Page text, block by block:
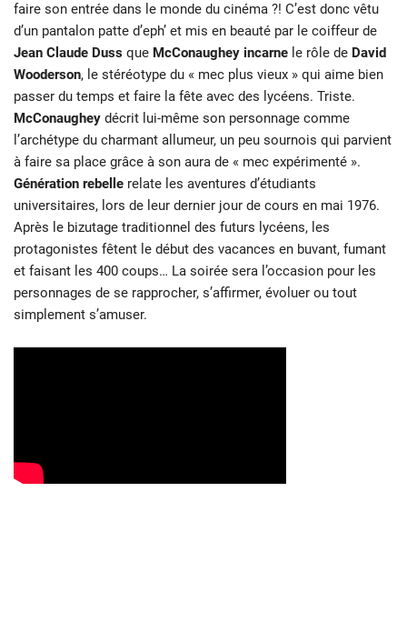
faire son entrée dans le monde du cinéma ?! C’est donc vêtu
d’un pantalon patte d’eph’ et mis en beauté par le coiffeur de
Jean Claude Duss que McConaughey incarne le rôle de David
Wooderson, le stéréotype du « mec plus vieux » qui aime bien
passer du temps et faire la fête avec des lycéens. Triste.
McConaughey décrit lui-même son personnage comme
l’archétype du charmant allumeur, un peu sournois qui parvient
à faire sa place grâce à son aura de « mec expérimenté ».
Génération rebelle relate les aventures d’étudiants
universitaires, lors de leur dernier jour de cours en mai 1976.
Après le bizutage traditionnel des futurs lycéens, les
protagonistes fêtent le début des vacances en buvant, fumant
et faisant les 400 coups… La soirée sera l’occasion pour les
personnages de se rapprocher, s’affirmer, évoluer ou tout
simplement s’amuser.